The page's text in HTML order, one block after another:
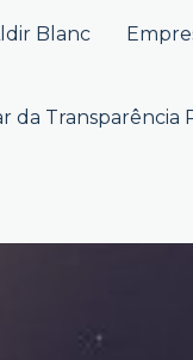
Blanc
da Transparência